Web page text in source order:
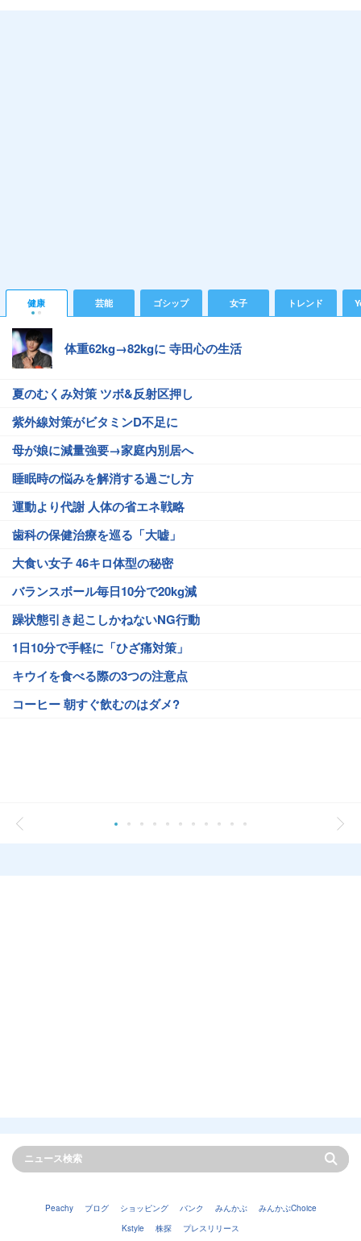
健康 芸能 ゴシップ 女子 トレンド
体重62kg→82kgに 寺田心の生活
夏のむくみ対策 ツボ&反射区押し
紫外線対策がビタミンD不足に
母が娘に減量強要→家庭内別居へ
睡眠時の悩みを解消する過ごし方
運動より代謝 人体の省エネ戦略
歯科の保健治療を巡る「大嘘」
大食い女子 46キロ体型の秘密
バランスボール毎日10分で20kg減
躁状態引き起こしかねないNG行動
1日10分で手軽に「ひざ痛対策」
キウイを食べる際の3つの注意点
コーヒー 朝すぐ飲むのはダメ?
Peachy ブログ ショッピング バンク みんかぶ
みんかぶChoice
Kstyle
株探 プレスリリース